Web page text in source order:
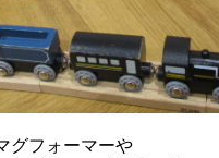
グフォーマーや